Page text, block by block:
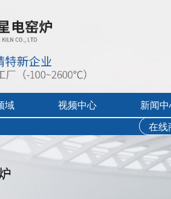
域 视频中心
产品中心目录宣传视频
新闻
行业展会活动
公司新闻
在线
温升降电炉